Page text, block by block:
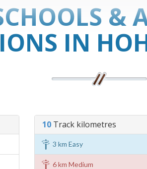
&
IN
10Track kilometres
3 km Easy
6 km Medium